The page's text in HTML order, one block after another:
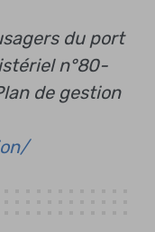
du port
n°80-
de gestion